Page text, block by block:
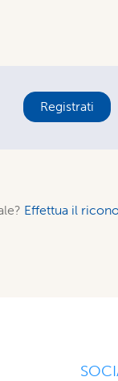
Registrati
Effettua il